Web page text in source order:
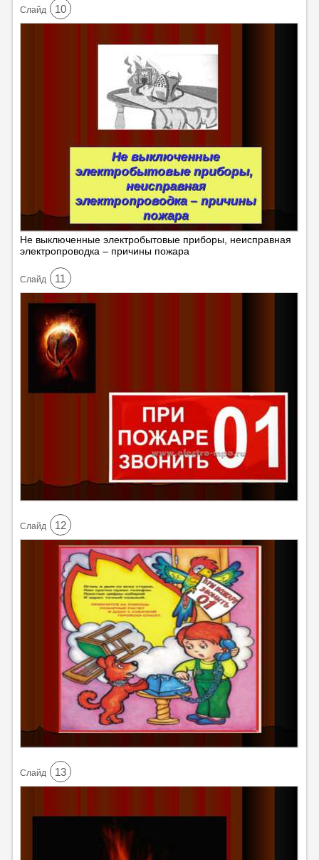
Cлайд 10
Не выключенные электробытовые приборы, неисправная
электропроводка – причины пожара
Cлайд 11
Cлайд 12
Cлайд 13